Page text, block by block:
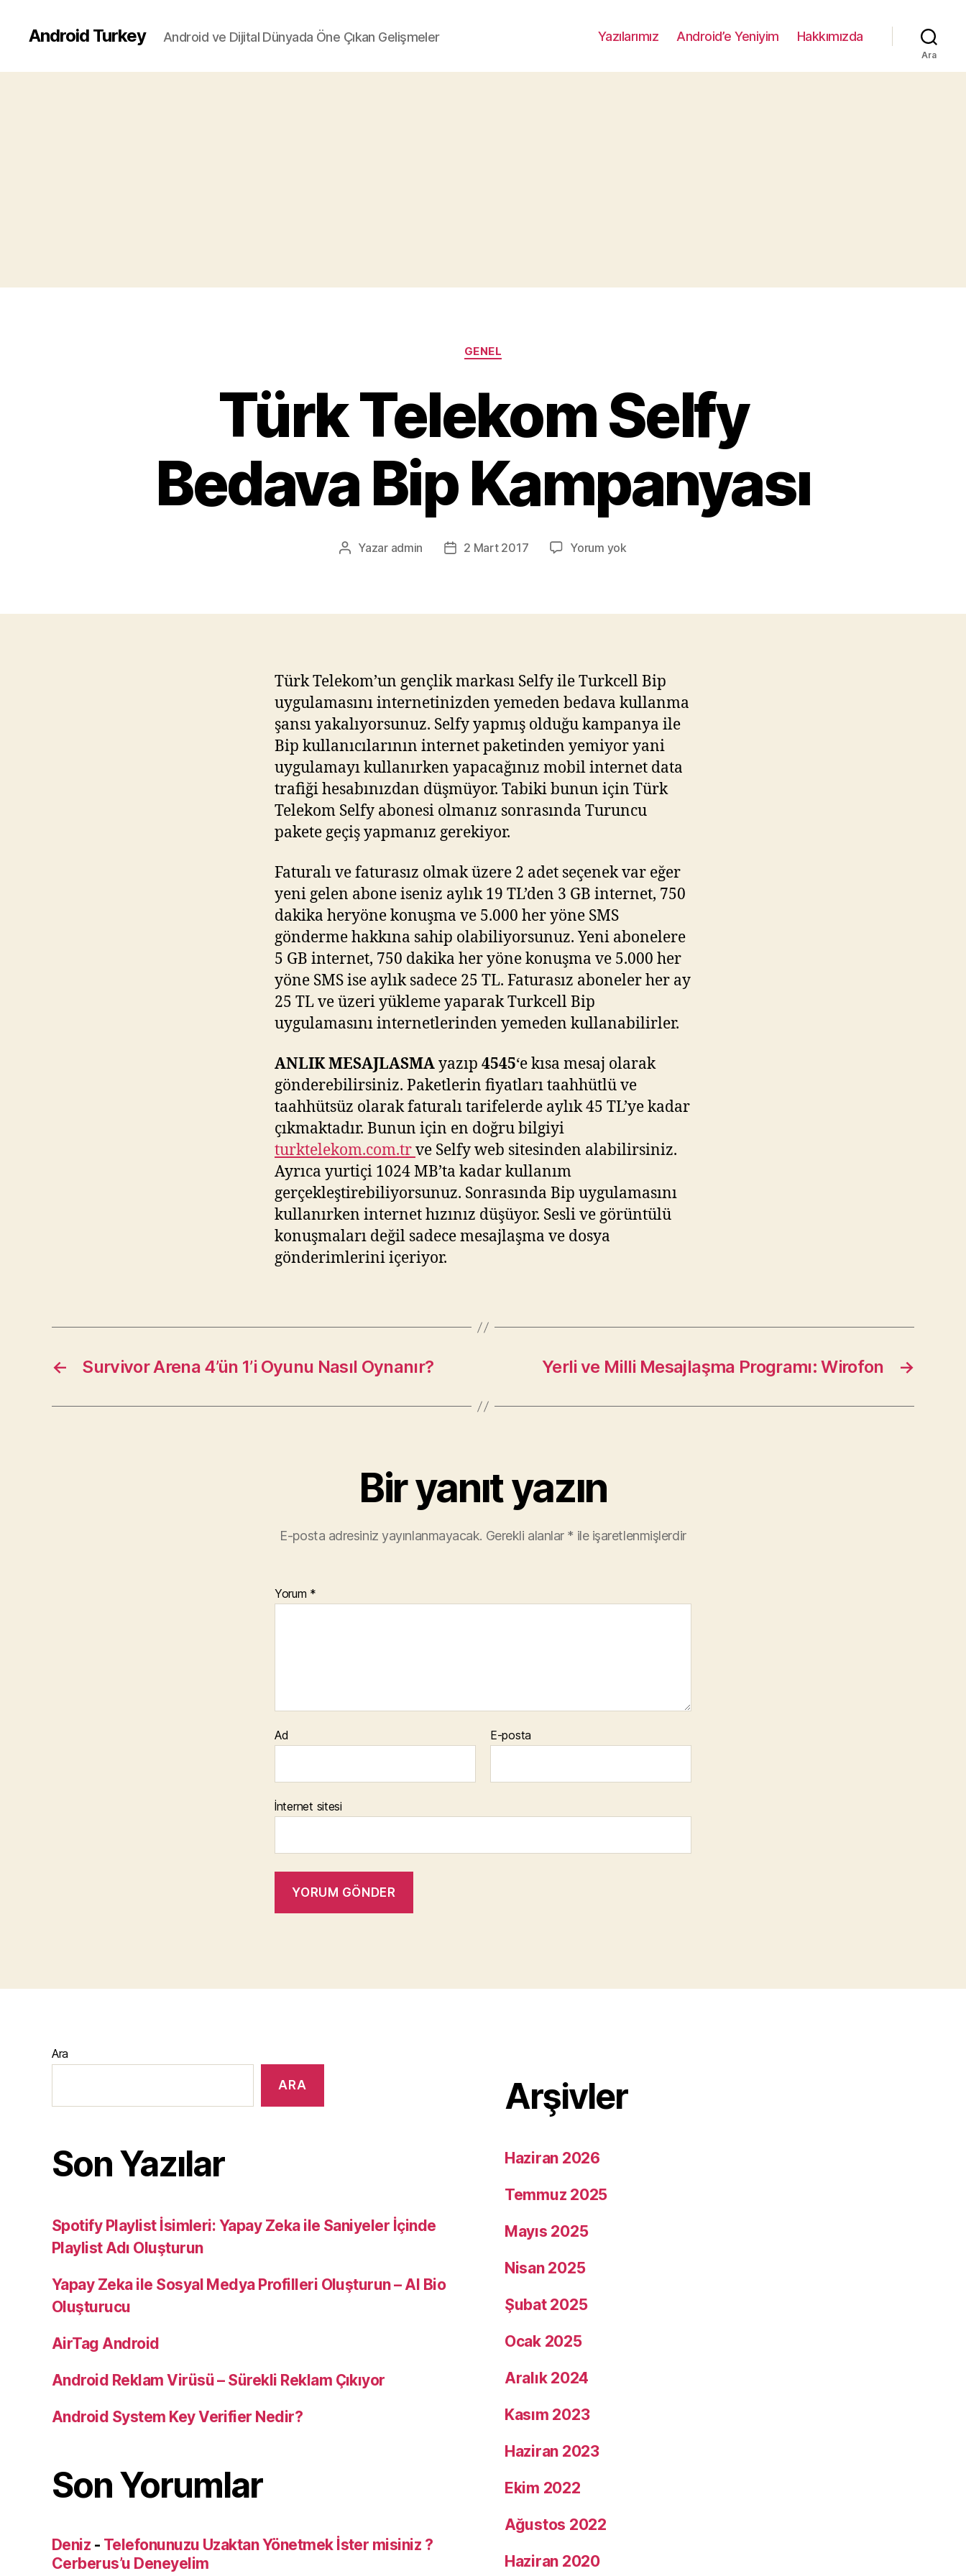
Android Turkey Android ve Dijital Dünyada Öne Çıkan Gelişmeler Yazılarımız Android’e Yeniyim Hakkımızda
Ara
Kategoriler
GENEL
Türk Telekom Selfy
Bedava Bip Kampanyası
Yazının
Yazar admin
Yazı2 Mart 2017 Yorum yokTürk
Bip
Türk Telekom’un gençlik markası Selfy ile Turkcell Bip
uygulamasını internetinizden yemeden bedava kullanma
şansı yakalıyorsunuz. Selfy yapmış olduğu kampanya ile
Bip kullanıcılarının internet paketinden yemiyor yani
uygulamayı kullanırken yapacağınız mobil internet data
trafiği hesabınızdan düşmüyor. Tabiki bunun için Türk
Telekom Selfy abonesi olmanız sonrasında Turuncu
pakete geçiş yapmanız gerekiyor.
Faturalı ve faturasız olmak üzere 2 adet seçenek var eğer
yeni gelen abone iseniz aylık 19 TL’den 3 GB internet, 750
dakika heryöne konuşma ve 5.000 her yöne SMS
gönderme hakkına sahip olabiliyorsunuz. Yeni abonelere
5 GB internet, 750 dakika her yöne konuşma ve 5.000 her
yöne SMS ise aylık sadece 25 TL. Faturasız aboneler her ay
25 TL ve üzeri yükleme yaparak Turkcell Bip
uygulamasını internetlerinden yemeden kullanabilirler.
ANLIK MESAJLASMAyazıp 4545‘e kısa mesaj olarak
gönderebilirsiniz. Paketlerin fiyatları taahhütlü ve
taahhütsüz olarak faturalı tarifelerde aylık 45 TL’ye kadar
çıkmaktadır. Bunun için en doğru bilgiyi
turktelekom.com.trve Selfy web sitesinden alabilirsiniz.
Ayrıca yurtiçi 1024 MB’ta kadar kullanım
gerçekleştirebiliyorsunuz. Sonrasında Bip uygulamasını
kullanırken internet hızınız düşüyor. Sesli ve görüntülü
konuşmaları değil sadece mesajlaşma ve dosya
gönderimlerini içeriyor.
← Survivor Arena 4’ün 1’i Oyunu Nasıl Oynanır? →
Yerli ve Milli Mesajlaşma Programı: Wirofon
Bir yanıt yazın
E-posta adresiniz yayınlanmayacak. Gerekli alanlar * ile işaretlenmişlerdir
Yorum *
Ad E-posta
İnternet sitesi
Ara
ARA
Son Yazılar
Spotify Playlist İsimleri: Yapay Zeka ile Saniyeler İçinde
Playlist Adı Oluşturun
Yapay Zeka ile Sosyal Medya Profilleri Oluşturun – AI Bio
Oluşturucu
AirTag Android
Android Reklam Virüsü – Sürekli Reklam Çıkıyor
Android System Key Verifier Nedir?
Son Yorumlar
Deniz - Telefonunuzu Uzaktan Yönetmek İster misiniz ?
Cerberus’u Deneyelim
Arşivler
Haziran 2026
Temmuz 2025
Mayıs 2025
Nisan 2025
Şubat 2025
Ocak 2025
Aralık 2024
Kasım 2023
Haziran 2023
Ekim 2022
Ağustos 2022
Haziran 2020